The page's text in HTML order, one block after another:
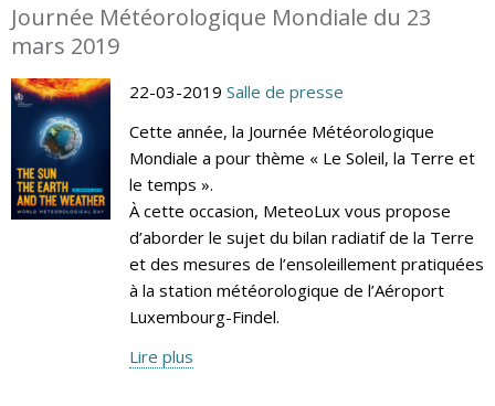
Journée Météorologique Mondiale du 23
mars 2019
22-03-2019 Salle de presse
Cette année, la Journée Météorologique
Mondiale a pour thème « Le Soleil, la Terre et
le temps ».
À cette occasion, MeteoLux vous propose
d’aborder le sujet du bilan radiatif de la Terre
et des mesures de l’ensoleillement pratiquées
à la station météorologique de l’Aéroport
Luxembourg-Findel.
Lire plus